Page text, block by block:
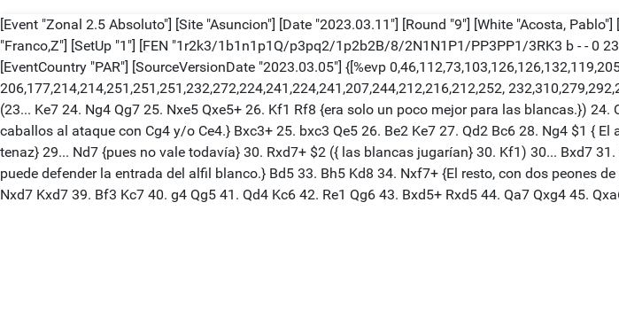
[Event "Zonal 2.5 Absoluto"] [Site "Asuncion"] [Date "2023.03.11"] [Round "9"] [White "Acosta,
"Franco,Z"] [SetUp "1"] [FEN "1r2k3/1b1n1p1Q/p3pq2/1p2b2B/8/2N1N1P1/PP3PP1/3RK3 b - - 0
[EventCountry "PAR"] [SourceVersionDate "2023.03.05"] {[%evp
206,177,214,214,251,251,251,232,272,224,241,224,241,207,244,212,216,212,252,
(23... Ke7 24. Ng4 Qg7 25. Nxe5 Qxe5+ 26. Kf1 Rf8 {era solo un poco mejor para las blancas.})
caballos al ataque con Cg4 y/o Ce4.} Bxc3+ 25. bxc3 Qe5 26. Be2 Ke7 27. Qd2 Bc6 28. Ng4 $1 {
tenaz} 29... Nd7 {pues no vale todavía} 30. Rxd7+ $2 ({ las blancas jugarían} 30. Kf1) 30... Bxd7
puede defender la entrada del alfil blanco.} Bd5 33. Bh5 Kd8 34. Nxf7+ {El resto, con dos peones
Nxd7 Kxd7 39. Bf3 Kc7 40. g4 Qg5 41. Qd4 Kc6 42. Re1 Qg6 43. Bxd5+ Rxd5 44. Qa7 Qxg4 45.